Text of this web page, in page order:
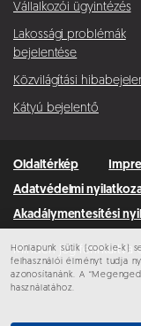
Honlapunk sütik (cookie-k)
felhasználói élményt tudja
azonosítanánk. A
használatához.
Vállalkozói ügyintézés
Lakossági problémák
bejelentése
Közvilágítási
Kátyú bejelentő
Oldaltérkép
Adatvédelmi
Akadálymentesítési
Minden jog fenntartva